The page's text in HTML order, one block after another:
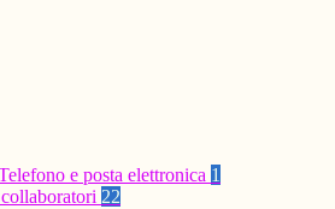
e posta elettronica 1
22